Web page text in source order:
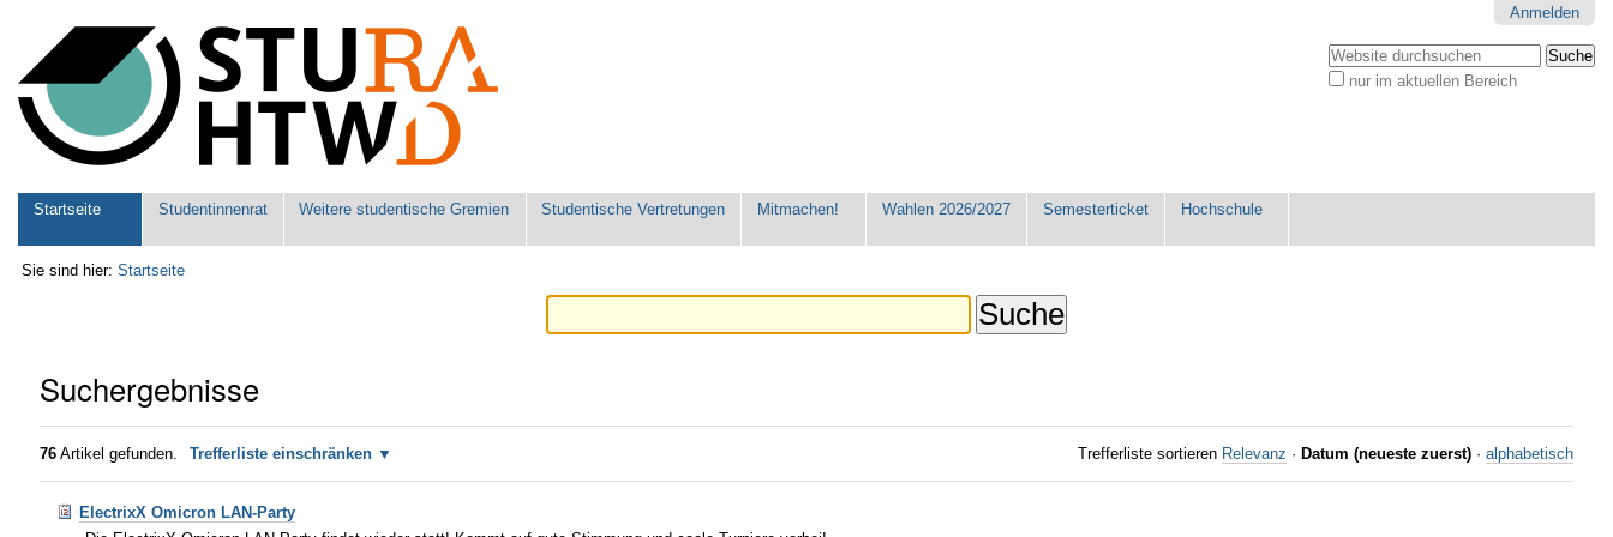
Werkzeuge
Anmelden
Website durchsuchen
nur im aktuellen Bereich
Sektionen
Startseite Studentinnenrat Weitere studentische Gremien Studentische Vertretungen Mitmachen! Wahlen 2026/2027 Semesterticket Hochschule
Sie sind hier: Startseite
Suchergebnisse
76 Artikel gefunden. Trefferliste einschränken Trefferliste sortieren Relevanz · Datum (neueste zuerst) · alphabetisch
ElectrixX Omicron LAN-Party